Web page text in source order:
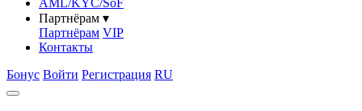
AML/KYC/SoF
Партнёрам ▾
Партнёрам VIP
Контакты
Бонус Войти Регистрация RU